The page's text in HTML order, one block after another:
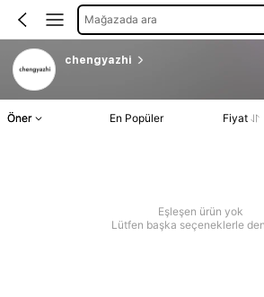
Mağazada ara
chengyazhi
Öner En Popüler Fiyat
Eşleşen ürün yok
Lütfen başka seçeneklerle